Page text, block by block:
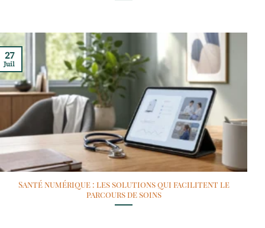
Santé numérique : les solutions qui facilitent le
parcours de soins
27
Juil